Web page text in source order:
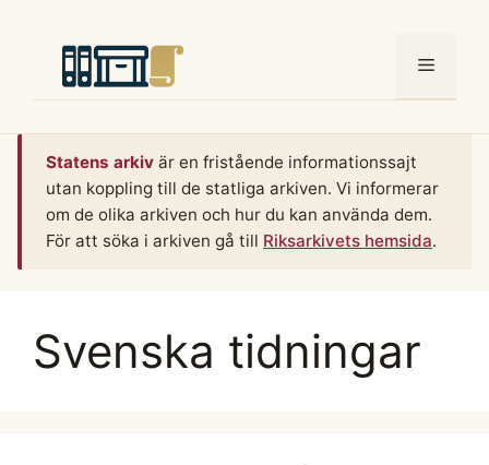
innehåll
Meny
Statens arkiv är en fristående informationssajt
utan koppling till de statliga arkiven. Vi informerar
om de olika arkiven och hur du kan använda dem.
För att söka i arkiven gå till Riksarkivets hemsida.
Svenska tidningar